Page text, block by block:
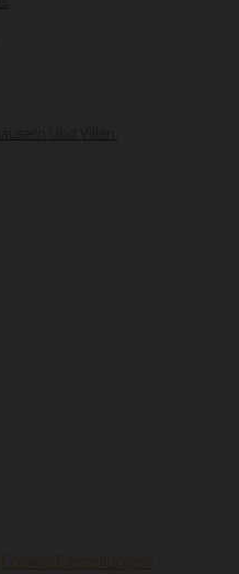
Und Villen
Cookie-Einstellungen